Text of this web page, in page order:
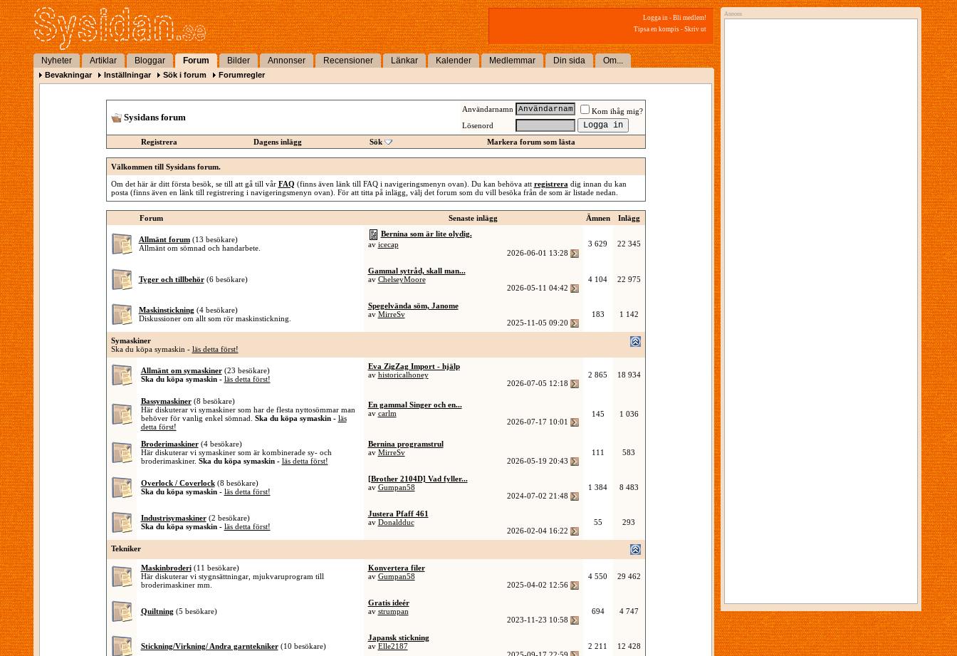
Logga in - Bli medlem!
Tipsa en kompis - Skriv ut
Nyheter Artiklar Bloggar Forum Bilder Annonser Recensioner Länkar Kalender Medlemmar Din sida Om...
Bevakningar Inställningar Sök i forum Forumregler
Sysidans forum
Användarnamn
Kom ihåg mig?
Lösenord
Registrera
Dagens inlägg Sök Markera forum som lästa
Välkommen till Sysidans forum.
Om det här är ditt första besök, se till att gå till vår FAQ (finns även länk till FAQ i navigeringsmenyn ovan). Du kan behöva att registrera dig innan du kan
posta (finns även en länk till registrering i navigeringsmenyn ovan). För att titta på inlägg, välj det forum som du vill besöka från de som är listade nedan.
Forum Senaste inlägg Ämnen Inlägg
Allmänt forum (13 besökare)
Allmänt om sömnad och handarbete.
Bernina som är lite olydig.
av icecap
2026-06-01 13:28
3 629 22 345
Tyger och tillbehör (6 besökare)
Gammal sytråd, skall man...
av ChelseyMoore
2026-05-11 04:42
4 104 22 975
Maskinstickning (4 besökare)
Diskussioner om allt som rör maskinstickning.
Spegelvända söm, Janome
av MirreSv
2025-11-05 09:20
183 1 142
Symaskiner
Ska du köpa symaskin - läs detta först!
Allmänt om symaskiner (23 besökare)
Ska du köpa symaskin - läs detta först!
Eva ZigZag Import - hjälp
av historicalhoney
2026-07-05 12:18
2 865 18 934
Bassymaskiner (8 besökare)
Här diskuterar vi symaskiner som har de flesta nyttosömmar man
behöver för vanlig enkel sömnad. Ska du köpa symaskin - läs
detta först!
En gammal Singer och en...
av carlm
2026-07-17 10:01
145 1 036
Broderimaskiner (4 besökare)
Här diskuterar vi symaskiner som är kombinerade sy- och
broderimaskiner. Ska du köpa symaskin - läs detta först!
Bernina programstrul
av MirreSv
2026-05-19 20:43
111 583
Overlock / Coverlock (8 besökare)
Ska du köpa symaskin - läs detta först!
[Brother 2104D] Vad fyller...
av Gumpan58
2024-07-02 21:48
1 384 8 483
Industrisymaskiner (2 besökare)
Ska du köpa symaskin - läs detta först!
Justera Pfaff 461
av Donaldduc
2026-02-04 16:22
55 293
Tekniker
Maskinbroderi (11 besökare)
Här diskuterar vi stygnsättningar, mjukvaruprogram till
broderimaskiner mm.
Konvertera filer
av Gumpan58
2025-04-02 12:56
4 550 29 462
Quiltning (5 besökare)
Gratis ideér
av strumpan
2023-11-23 10:58
694 4 747
Stickning/Virkning/ Andra garntekniker (10 besökare)
Japansk stickning
av Elle2187
2 211 12 428
Annons